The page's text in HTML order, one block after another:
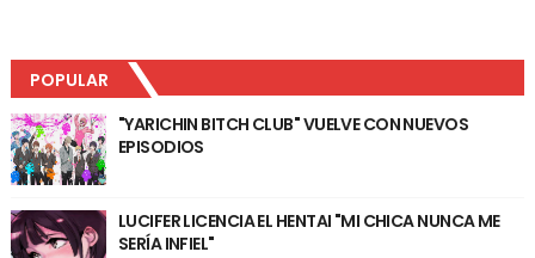
POPULAR
"YARICHIN BITCH CLUB" VUELVE CON NUEVOS
EPISODIOS
LUCIFER LICENCIA EL HENTAI "MI CHICA NUNCA ME
SERÍA INFIEL"